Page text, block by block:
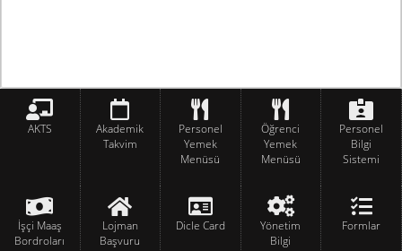
AKTS
Akademik
Takvim
Personel
Yemek
Menüsü
Öğrenci
Yemek
Menüsü
Personel
Bilgi
Sistemi
İşçi Maaş
Bordroları
Lojman
Başvuru
Dicle Card
Yönetim
Bilgi
Formlar